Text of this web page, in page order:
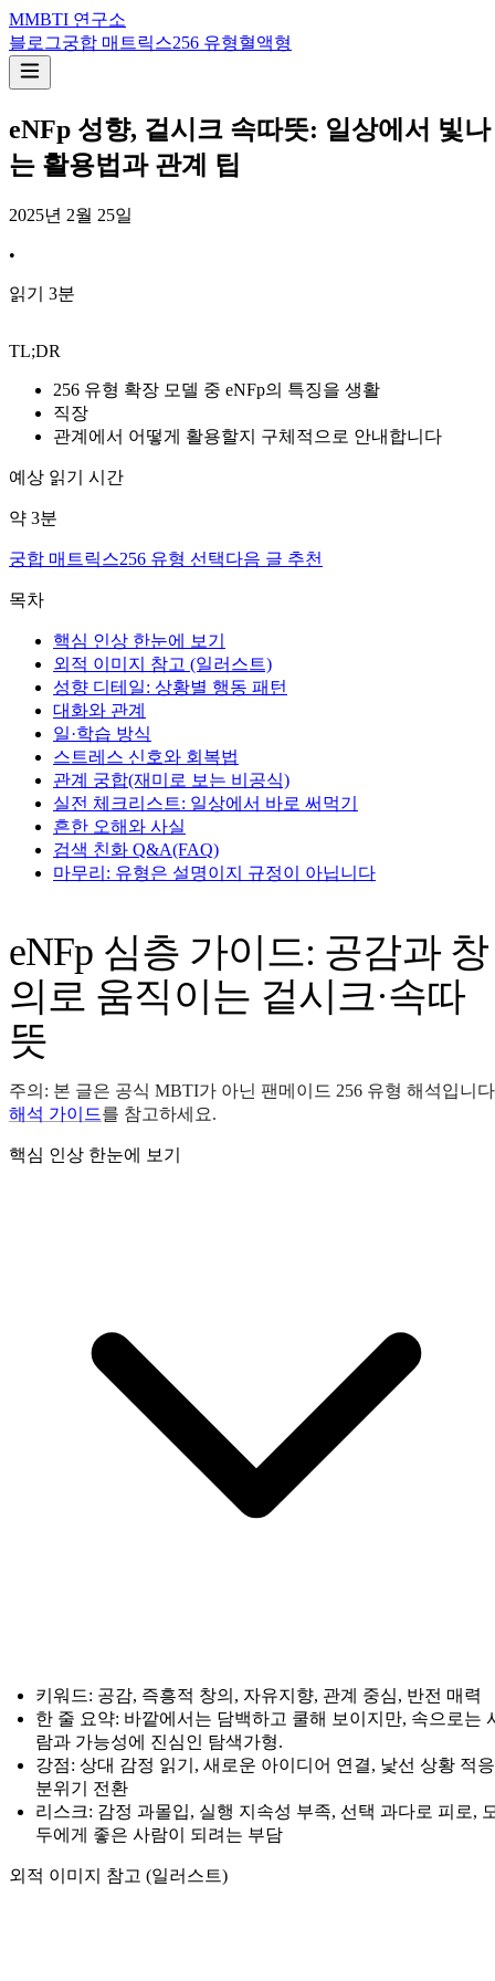
MMBTI 연구소
블로그궁합 매트릭스256 유형혈액형
eNFp 성향, 겉시크 속따뜻: 일상에서 빛나
는 활용법과 관계 팁
2025년 2월 25일
•
읽기 3분
TL;DR
256 유형 확장 모델 중 eNFp의 특징을 생활
직장
관계에서 어떻게 활용할지 구체적으로 안내합니다
예상 읽기 시간
약 3분
궁합 매트릭스256 유형 선택다음 글 추천
목차
핵심 인상 한눈에 보기
외적 이미지 참고 (일러스트)
성향 디테일: 상황별 행동 패턴
대화와 관계
일·학습 방식
스트레스 신호와 회복법
관계 궁합(재미로 보는 비공식)
실전 체크리스트: 일상에서 바로 써먹기
흔한 오해와 사실
검색 친화 Q&A(FAQ)
마무리: 유형은 설명이지 규정이 아닙니다
eNFp 심층 가이드: 공감과 창
의로 움직이는 겉시크·속따
뜻
주의: 본 글은 공식 MBTI가 아닌 팬메이드 256 유형 해석입니
해석 가이드를 참고하세요.
핵심 인상 한눈에 보기
키워드: 공감, 즉흥적 창의, 자유지향, 관계 중심, 반전 매력
한 줄 요약: 바깥에서는 담백하고 쿨해 보이지만, 속으로는
람과 가능성에 진심인 탐색가형.
강점: 상대 감정 읽기, 새로운 아이디어 연결, 낯선 상황 적
분위기 전환
리스크: 감정 과몰입, 실행 지속성 부족, 선택 과다로 피로,
두에게 좋은 사람이 되려는 부담
외적 이미지 참고 (일러스트)